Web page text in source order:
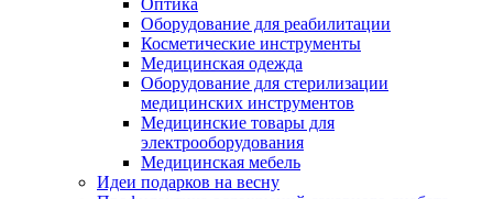
Оптика
Оборудование для реабилитации
Косметические инструменты
Медицинская одежда
Оборудование для стерилизации
медицинских инструментов
Медицинские товары для
электрооборудования
Медицинская мебель
Идеи подарков на весну